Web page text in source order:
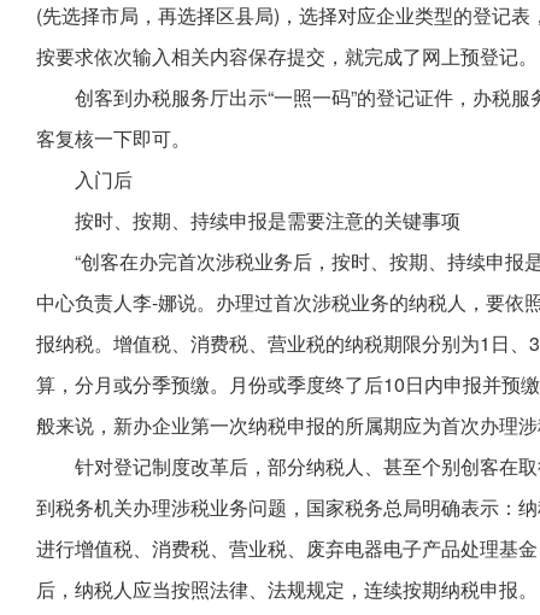
(先选择市局，再选择区县局)，选择对应企业类型的登记
按要求依次输入相关内容保存提交，就完成了网上预登记。
创客到办税服务厅出示“一照一码”的登记证件，办税
客复核一下即可。
入门后
按时、按期、持续申报是需要注意的关键事项
“创客在办完首次涉税业务后，按时、按期、持续申
中心负责人李-娜说。办理过首次涉税业务的纳税人，要
报纳税。增值税、消费税、营业税的纳税期限分别为1日
算，分月或分季预缴。月份或季度终了后10日内申报并预
般来说，新办企业第一次纳税申报的所属期应为首次办理
针对登记制度改革后，部分纳税人、甚至个别创客在
到税务机关办理涉税业务问题，国家税务总局明确表示：
进行增值税、消费税、营业税、废弃电器电子产品处理基
后，纳税人应当按照法律、法规规定，连续按期纳税申报。